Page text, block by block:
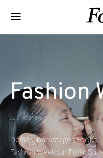
Fashion
922 POSTS
Défilés, backstages,
Fashion Week sur Folkr.